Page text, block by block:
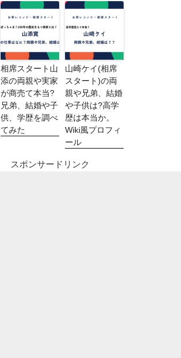
相席スタート山
添の両親や実家
が商売て本当?
兄弟、結婚や子
供、学歴を調べ
てみた
山崎ケイ(相席
スタート)の両
親や兄弟、結婚
や子供は?高学
歴は本当か。
Wiki風プロフィ
ール
スポンサードリンク